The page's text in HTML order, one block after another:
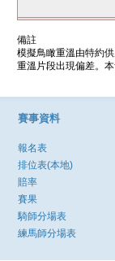
備註
模擬鳥瞰重溫由特約
重溫片段出現偏差。
賽事資料
報名表
排位表(本地)
賠率
賽果
騎師分場表
練馬師分場表